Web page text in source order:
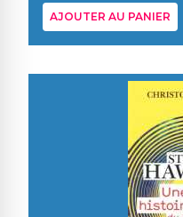
AJOUTER AU PANIER